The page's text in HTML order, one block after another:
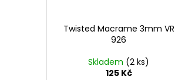
Twisted Macrame 3mm VR
926
Skladem (2 ks)
125 Kč